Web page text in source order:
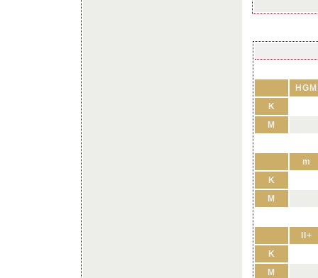
HGM
K
M
m
K
M
II+
K
M